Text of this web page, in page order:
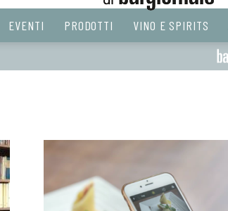
EVENTI PRODOTTI VINO E SPIRITS